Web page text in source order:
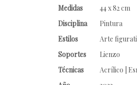
Medidas
44 x 82 cm
Disciplina
Pintura
Estilos
Arte
Soportes
Lienzo
Técnicas
Acrílico |